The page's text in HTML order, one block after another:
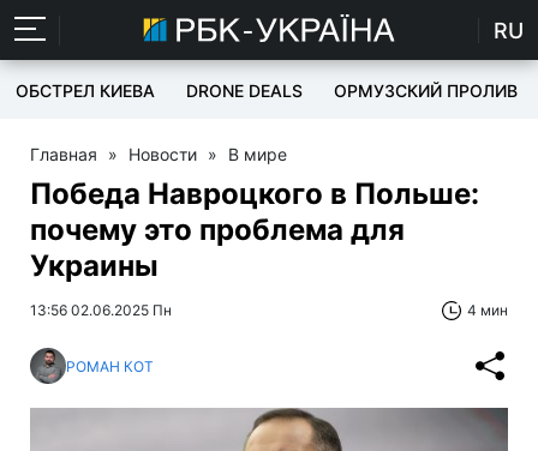
RU
ОБСТРЕЛ КИЕВА DRONE DEALS ОРМУЗСКИЙ ПРОЛИВ
Главная » Новости » В мире
Победа Навроцкого в Польше:
почему это проблема для
Украины
13:56 02.06.2025 Пн 4 мин
РОМАН КОТ